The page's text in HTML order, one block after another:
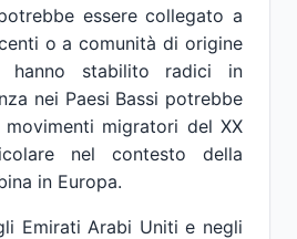
essere collegato a
o a comunità di origine
hanno stabilito radici in
nei Paesi Bassi potrebbe
migratori del XX
nel contesto della
in Europa.
Emirati Arabi Uniti e negli